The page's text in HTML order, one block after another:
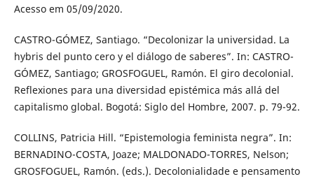
Acesso em 05/09/2020.
CASTRO-GÓMEZ, Santiago. “Decolonizar la universidad. La
hybris del punto cero y el diálogo de saberes”. In: CASTRO-
GÓMEZ, Santiago; GROSFOGUEL, Ramón. El giro decolonial.
Reflexiones para una diversidad epistémica más allá del
capitalismo global. Bogotá: Siglo del Hombre, 2007. p. 79-92.
COLLINS, Patricia Hill. “Epistemologia feminista negra”. In:
BERNADINO-COSTA, Joaze; MALDONADO-TORRES, Nelson;
GROSFOGUEL, Ramón. (eds.). Decolonialidade e pensamento